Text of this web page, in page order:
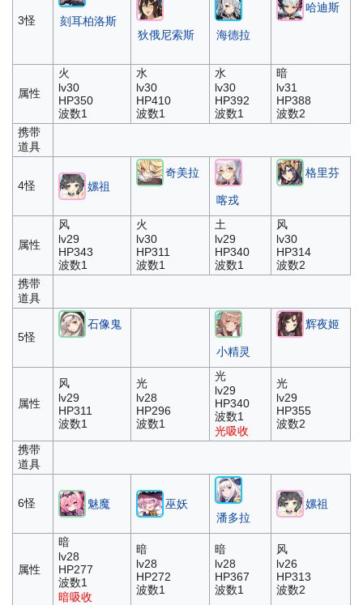
3怪
刻耳柏洛斯
狄俄尼索斯
海德拉
哈迪斯
属性
火
lv30
HP350
波数1
水
lv30
HP410
波数1
水
lv30
HP392
波数1
暗
lv31
HP388
波数2
携带
道具
4怪 嫘祖
奇美拉
喀戎
格里芬
属性
风
lv29
HP343
波数1
火
lv30
HP311
波数1
土
lv29
HP340
波数1
风
lv30
HP314
波数2
携带
道具
5怪
石像鬼
小精灵
辉夜姬
属性
风
lv29
HP311
波数1
光
lv28
HP296
波数1
光
lv29
HP340
波数1
光吸收
光
lv29
HP355
波数2
携带
道具
6怪 魅魔
巫妖
潘多拉
嫘祖
属性
暗
lv28
HP277
波数1
暗吸收
暗
lv28
HP272
波数1
暗
lv28
HP367
波数1
风
lv26
HP313
波数2